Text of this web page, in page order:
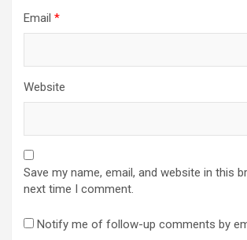
Email *
Website
Save my name, email, and website in this
next time I comment.
Notify me of follow-up comments by